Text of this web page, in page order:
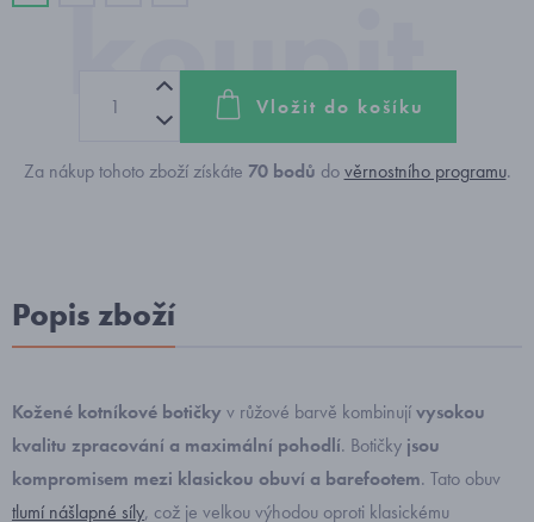
Vložit do košíku
Za nákup tohoto zboží získáte 70bodů dověrnostního programu.
Popis zboží
Kožené kotníkové botičky v růžové barvě kombinujívysokou
kvalitu zpracování a maximální pohodlí. Botičky jsou
kompromisem mezi klasickou obuví a barefootem. Tato obuv
tlumí nášlapné síly, což je velkou výhodou oproti klasickému